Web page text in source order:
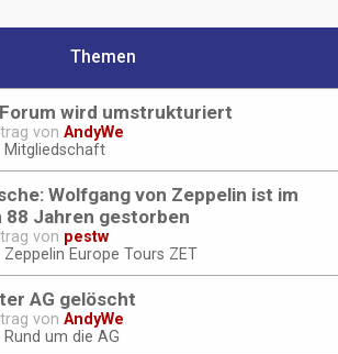
Themen
Forum wird umstrukturiert
von AndyWe
Mitgliedschaft
Wolfgang von Zeppelin ist im
88 Jahren gestorben
von pestw
Zeppelin Europe Tours ZET
AG gelöscht
von AndyWe
Rund um die AG